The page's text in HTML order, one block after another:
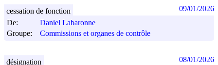
De:
Daniel Labaronne
Groupe:
Commissions et organes de contrôle
cessation de fonction 09/01/2026
désignation 08/01/2026